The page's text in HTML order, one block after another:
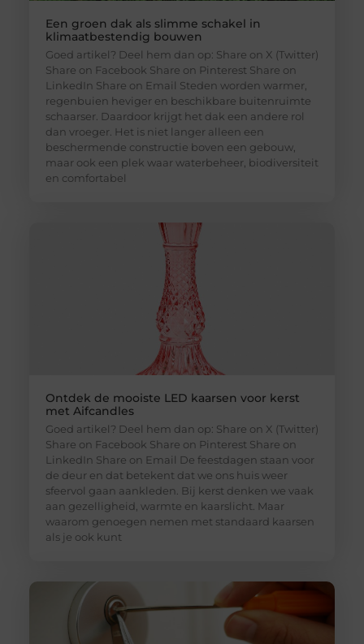
Een groen dak als slimme schakel in
klimaatbestendig bouwen
Goed artikel? Deel hem dan op: Share on X (Twitter)
Share on Facebook Share on Pinterest Share on
LinkedIn Share on Email Steden worden warmer,
regenbuien heviger en beschikbare buitenruimte
schaarser. Daardoor krijgt het dak een andere rol
dan vroeger. Het is niet langer alleen een
beschermende constructie boven een gebouw,
maar ook een plek waar waterbeheer, biodiversiteit
en comfortabel
Ontdek de mooiste LED kaarsen voor kerst
met Aifcandles
Goed artikel? Deel hem dan op: Share on X (Twitter)
Share on Facebook Share on Pinterest Share on
LinkedIn Share on Email De feestdagen staan voor
de deur en dat betekent dat we ons huis weer
sfeervol gaan aankleden. Bij kerst denken we vaak
aan gezelligheid, warmte en kaarslicht. Maar
waarom genoegen nemen met standaard kaarsen
als je ook kunt